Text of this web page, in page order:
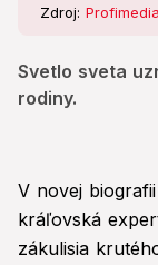
Zdroj: Profimedia
Svetlo sveta
rodiny.
V novej
kráľovská
zákulisia